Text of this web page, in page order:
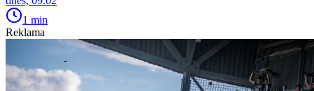
1 min
Reklama